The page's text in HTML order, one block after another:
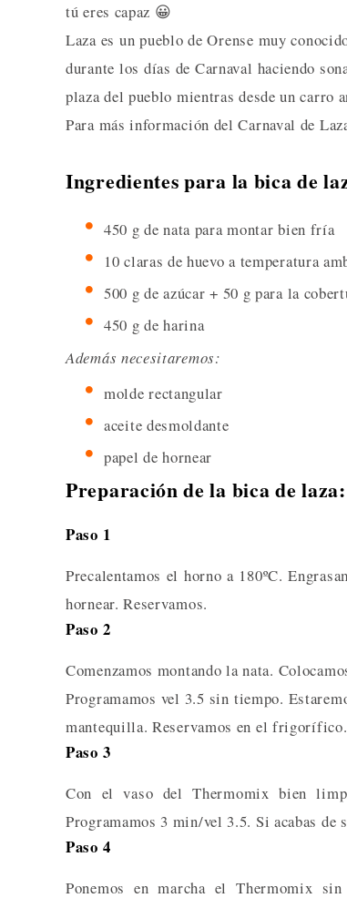
tú eres capaz 😀
Laza es un pueblo de Orense muy
durante los días de Carnaval haciendo
plaza del pueblo mientras desde un carro
Para más información del Carnaval de
Ingredientes para la bica de
450 g de nata para montar bien fría
10 claras de huevo a temperatura
500 g de azúcar + 50 g para la
450 g de harina
Además necesitaremos:
molde rectangular
aceite desmoldante
papel de hornear
Preparación de la bica de laza:
Paso 1
Precalentamos el horno a 180ºC.
hornear. Reservamos.
Paso 2
Comenzamos montando la nata.
Programamos vel 3.5 sin tiempo.
mantequilla. Reservamos en el frigorífico.
Paso 3
Con el vaso del Thermomix bien
Programamos 3 min/vel 3.5. Si acabas
Paso 4
Ponemos en marcha el Thermomix